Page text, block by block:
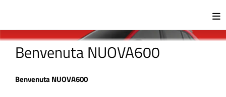
Benvenuta NUOVA600
Benvenuta NUOVA600